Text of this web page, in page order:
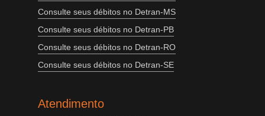
Consulte seus débitos no Detran-MS
Consulte seus débitos no Detran-PB
Consulte seus débitos no Detran-RO
Consulte seus débitos no Detran-SE
Atendimento